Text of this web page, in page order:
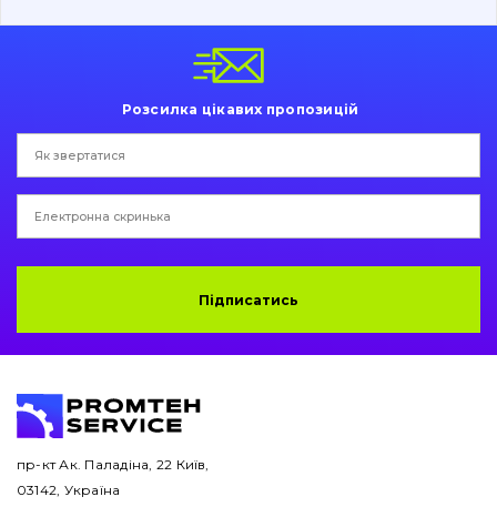
Трансмісія
Рама і кузов
Буровий інструмент
Електрообладнання
Розсилка цікавих пропозицій
Підписатись
пр-кт Ак. Паладіна, 22 Київ,
03142, Україна